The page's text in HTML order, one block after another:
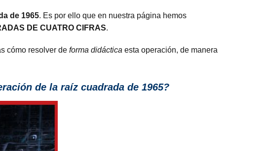
de 1965. Es por ello que en nuestra página hemos
DE CUATRO CIFRAS.
cómo resolver de forma didáctica esta operación, de manera
de la raíz cuadrada de 1965?